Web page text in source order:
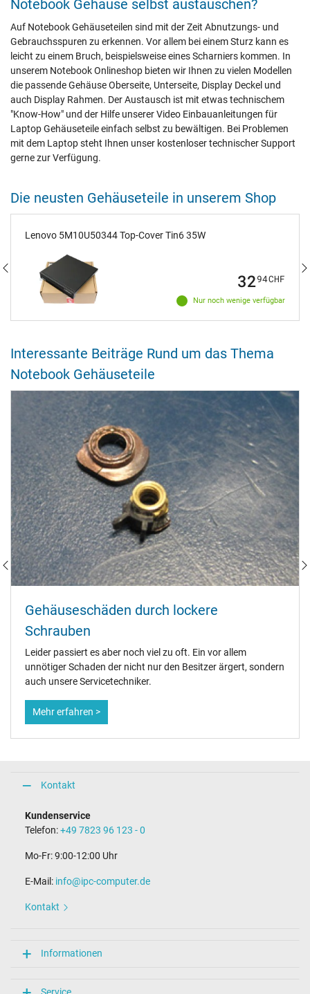
Notebook Gehäuse selbst austauschen?
Auf Notebook Gehäuseteilen sind mit der Zeit Abnutzungs- und
Gebrauchsspuren zu erkennen. Vor allem bei einem Sturz kann es
leicht zu einem Bruch, beispielsweise eines Scharniers kommen. In
unserem Notebook Onlineshop bieten wir Ihnen zu vielen Modellen
die passende Gehäuse Oberseite, Unterseite, Display Deckel und
auch Display Rahmen. Der Austausch ist mit etwas technischem
"Know-How" und der Hilfe unserer Video Einbauanleitungen für
Laptop Gehäuseteile einfach selbst zu bewältigen. Bei Problemen
mit dem Laptop steht Ihnen unser kostenloser technischer Support
gerne zur Verfügung.
Die neusten Gehäuseteile in unserem Shop
Lenovo 5M10U50344 Top-Cover Tin6 35W
Nur noch wenige verfügbar
3294CHF
Interessante Beiträge Rund um das Thema
Notebook Gehäuseteile
Gehäuseschäden durch lockere
Schrauben
Leider passiert es aber noch viel zu oft. Ein vor allem
unnötiger Schaden der nicht nur den Besitzer ärgert, sondern
auch unsere Servicetechniker.
Mehr erfahren >
Kontakt
Kundenservice
Telefon:+49 7823 96 123 - 0
Mo-Fr: 9:00-12:00 Uhr
E-Mail: info@ipc-computer.de
Kontakt
Informationen